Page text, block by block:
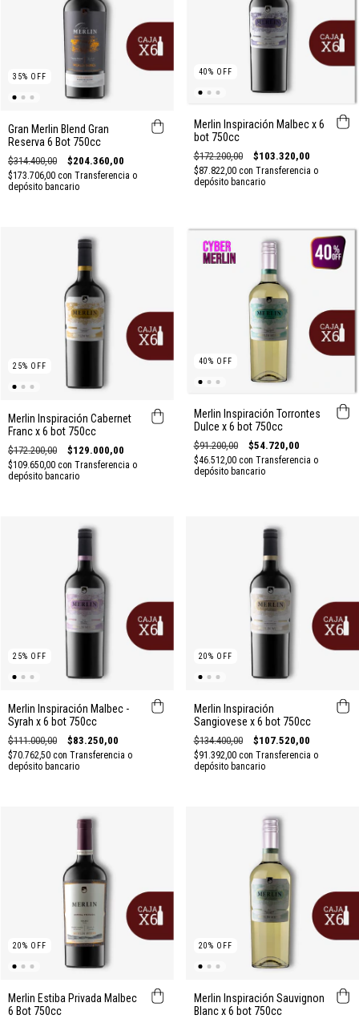
35% OFF
Gran Merlin Blend Gran
Reserva 6 Bot 750cc
$314.400,00 $204.360,00
$173.706,00 con Transferencia o
depósito bancario
40% OFF
Merlin Inspiración Malbec x 6
bot 750cc
$172.200,00 $103.320,00
$87.822,00 con Transferencia o
depósito bancario
25% OFF
Merlin Inspiración Cabernet
Franc x 6 bot 750cc
$172.200,00 $129.000,00
$109.650,00 con Transferencia o
depósito bancario
40% OFF
Merlin Inspiración Torrontes
Dulce x 6 bot 750cc
$91.200,00 $54.720,00
$46.512,00 con Transferencia o
depósito bancario
25% OFF
Merlin Inspiración Malbec -
Syrah x 6 bot 750cc
$111.000,00 $83.250,00
$70.762,50 con Transferencia o
depósito bancario
20% OFF
Merlin Inspiración
Sangiovese x 6 bot 750cc
$134.400,00 $107.520,00
$91.392,00 con Transferencia o
depósito bancario
20% OFF
Merlin Estiba Privada Malbec
6 Bot 750cc
20% OFF
Merlin Inspiración Sauvignon
Blanc x 6 bot 750cc